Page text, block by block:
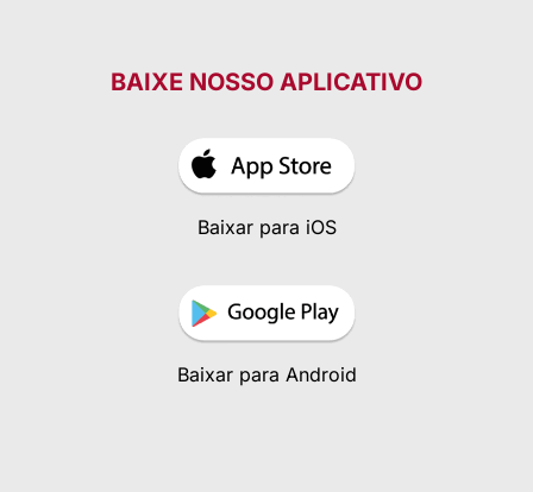
BAIXE NOSSO APLICATIVO
Baixar para iOS
Baixar para Android